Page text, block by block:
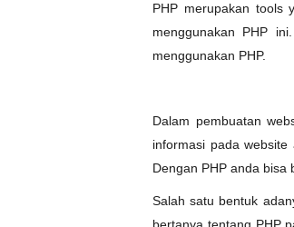
PHP merupakan tools
menggunakan PHP
menggunakan PHP.
Dalam pembuatan
informasi pada
Dengan PHP anda bisa
Salah satu bentuk